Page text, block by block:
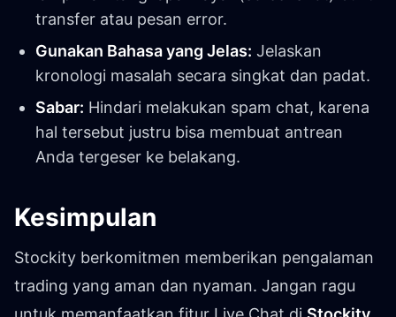
transfer atau pesan error.
Gunakan Bahasa yang Jelas: Jelaskan
kronologi masalah secara singkat dan padat.
Sabar: Hindari melakukan spam chat, karena
hal tersebut justru bisa membuat antrean
Anda tergeser ke belakang.
Kesimpulan
Stockity berkomitmen memberikan pengalaman
trading yang aman dan nyaman. Jangan ragu